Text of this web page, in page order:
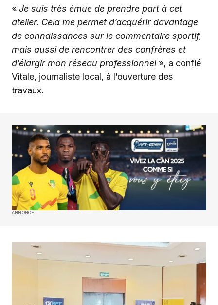
« Je suis très émue de prendre part à cet
atelier. Cela me permet d’acquérir davantage
de connaissances sur le commentaire sportif,
mais aussi de rencontrer des confrères et
d’élargir mon réseau professionnel», a confié
Vitale, journaliste local, à l’ouverture des
travaux.
ANNONCE